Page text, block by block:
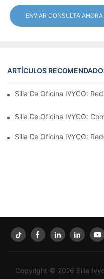
ENVIAR CONSULTA AHORA
ARTÍCULOS
Silla De Oficina IVYCO:
Silla De Oficina IVYCO:
Silla De Oficina IVYCO:
Copyright © 2026 Silla